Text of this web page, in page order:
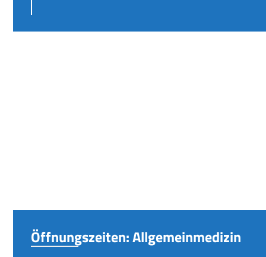
Öffnungszeiten: Allgemeinmedizin